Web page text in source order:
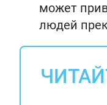
может
людей